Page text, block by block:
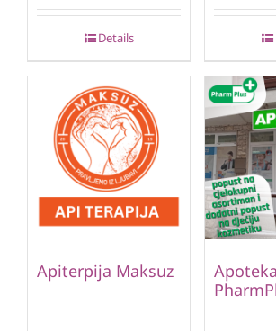
Details
Apiterpija Maksuz
Apoteka